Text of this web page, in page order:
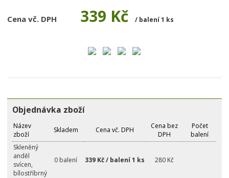
Cena vč. DPH 339 Kč / balení 1 ks
Objednávka zboží
Název
zboží
Skladem Cena vč. DPH
Cena bez
DPH
Počet
balení
Skleněný
anděl
svícen,
bílostříbrný
0 balení 339 Kč / balení 1 ks 280 Kč